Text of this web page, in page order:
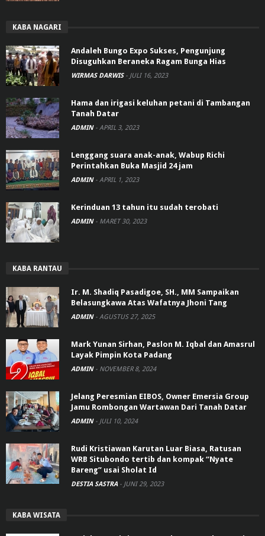
KABA NAGARI
Andaleh Bungo Expo Sukses, Pengunjung
Disuguhkan Beraneka Ragam Bunga Hias
WIRMAS DARWIS - JULI 16, 2023
Hama dan irigasi keluhan petani di Tambangan
Tanah Datar
ADMIN - APRIL 3, 2023
Lenggang suara anak-anak, Wabup Richi
Perintahkan Buka Masjid 24 jam
ADMIN - APRIL 1, 2023
Kerinduan 13 tahun itu sudah terobati
ADMIN - MARET 30, 2023
KABA RANTAU
Ir. M. Shadiq Pasadigoe, SH., MM Sampaikan
Belasungkawa Atas Wafatnya Jhoni Tang
ADMIN - AGUSTUS 27, 2025
Mark Yunan Sirhan, Paslon M. Iqbal dan Amasrul
Layak Pimpin Kota Padang
ADMIN - NOVEMBER 8, 2024
Jelang Peresmian EIBOS, Owner Emersia Group
Jamu Rombongan Wartawan Dari Tanah Datar
ADMIN - JULI 10, 2024
Rudi Kristiawan Karutan Luar Biasa, Ratusan
WRB Situbondo tertib dan kompak “Nyate
Bareng” usai Sholat Id
DESTIA SASTRA - JUNI 29, 2023
KABA WISATA